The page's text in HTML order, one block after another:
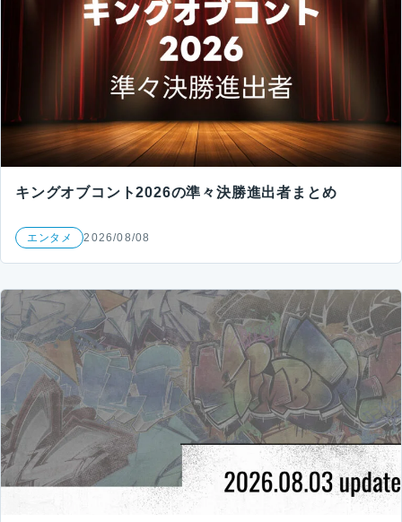
キングオブコント2026の準々決勝進出者まとめ
エンタメ 2026/08/08